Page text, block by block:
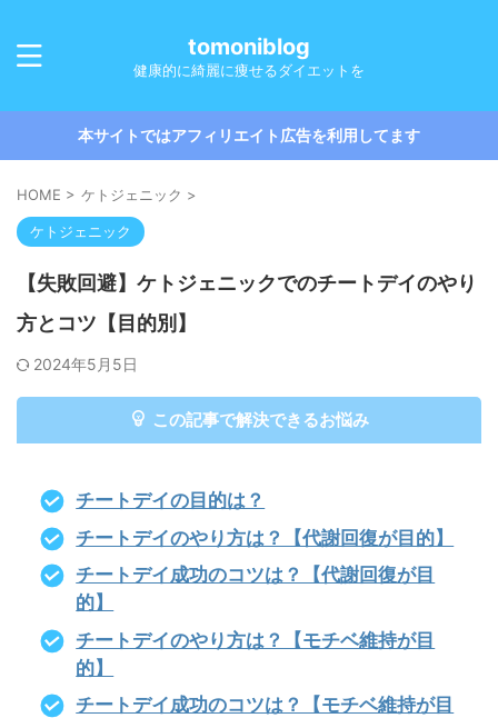
tomoniblog
健康的に綺麗に痩せるダイエットを
本サイトではアフィリエイト広告を利用してます
HOME > ケトジェニック >
ケトジェニック
【失敗回避】ケトジェニックでのチートデイのやり
方とコツ【目的別】
2024年5月5日
この記事で解決できるお悩み
チートデイの目的は？
チートデイのやり方は？【代謝回復が目的】
チートデイ成功のコツは？【代謝回復が目
的】
チートデイのやり方は？【モチベ維持が目
的】
チートデイ成功のコツは？【モチベ維持が目